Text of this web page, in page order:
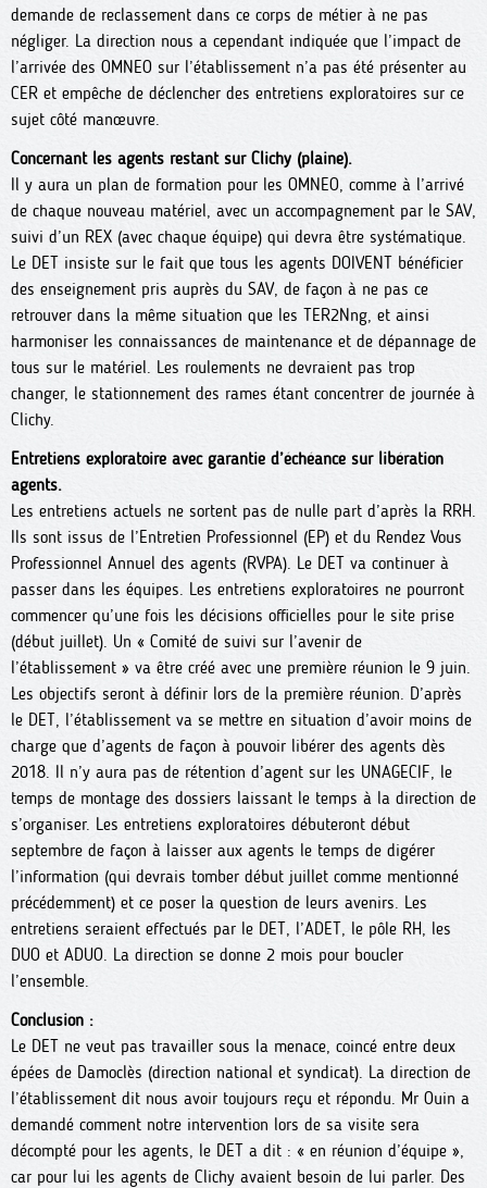
demande de reclassement dans ce corps de métier à ne pas
négliger. La direction nous a cependant indiquée que l’impact de
l’arrivée des OMNEO sur l’établissement n’a pas été présenter au
CER et empêche de déclencher des entretiens exploratoires sur ce
sujet côté manœuvre.
Concernant les agents restant sur Clichy (plaine).
Il y aura un plan de formation pour les OMNEO, comme à l’arrivé
de chaque nouveau matériel, avec un accompagnement par le SAV,
suivi d’un REX (avec chaque équipe) qui devra être systématique.
Le DET insiste sur le fait que tous les agents DOIVENT bénéficier
des enseignement pris auprès du SAV, de façon à ne pas ce
retrouver dans la même situation que les TER2Nng, et ainsi
harmoniser les connaissances de maintenance et de dépannage de
tous sur le matériel. Les roulements ne devraient pas trop
changer, le stationnement des rames étant concentrer de journée à
Clichy.
Entretiens exploratoire avec garantie d’échéance sur libération
agents.
Les entretiens actuels ne sortent pas de nulle part d’après la RRH.
Ils sont issus de l’Entretien Professionnel (EP) et du Rendez Vous
Professionnel Annuel des agents (RVPA). Le DET va continuer à
passer dans les équipes. Les entretiens exploratoires ne pourront
commencer qu’une fois les décisions officielles pour le site prise
(début juillet). Un « Comité de suivi sur l’avenir de
l’établissement » va être créé avec une première réunion le 9 juin.
Les objectifs seront à définir lors de la première réunion. D’après
le DET, l’établissement va se mettre en situation d’avoir moins de
charge que d’agents de façon à pouvoir libérer des agents dès
2018. Il n’y aura pas de rétention d’agent sur les UNAGECIF, le
temps de montage des dossiers laissant le temps à la direction de
s’organiser. Les entretiens exploratoires débuteront début
septembre de façon à laisser aux agents le temps de digérer
l’information (qui devrais tomber début juillet comme mentionné
précédemment) et ce poser la question de leurs avenirs. Les
entretiens seraient effectués par le DET, l’ADET, le pôle RH, les
DUO et ADUO. La direction se donne 2 mois pour boucler
l’ensemble.
Conclusion :
Le DET ne veut pas travailler sous la menace, coincé entre deux
épées de Damoclès (direction national et syndicat). La direction de
l’établissement dit nous avoir toujours reçu et répondu. Mr Ouin a
demandé comment notre intervention lors de sa visite sera
décompté pour les agents, le DET a dit : « en réunion d’équipe »,
car pour lui les agents de Clichy avaient besoin de lui parler. Des